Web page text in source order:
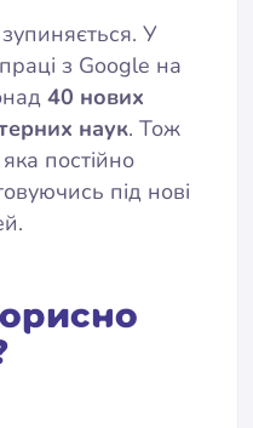
У
з Google на
40 нових
наук. Тож
постійно
під нові